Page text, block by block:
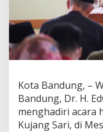
Kota Bandung, –
Bandung, Dr. H.
menghadiri acara
Kujang Sari, di